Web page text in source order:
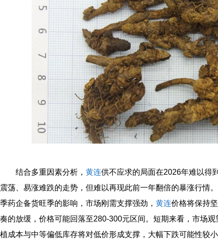
结合多重因素分析， 黄连供不应求的局面在2026年难以得
震荡、易涨难跌的走势，但难以再现此前一年翻倍的暴涨行情
季药企备货旺季的影响，市场刚需支撑强劲， 黄连价格将保持
奏的放缓，价格可能回落至280-300元区间。短期来看，市场
植成本与中等偏低库存将对低价形成支撑，大幅下跌可能性较